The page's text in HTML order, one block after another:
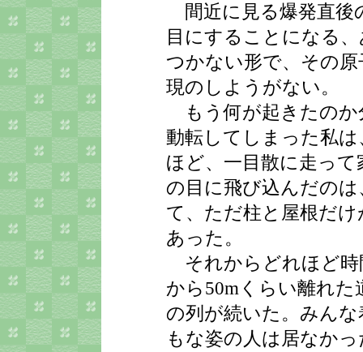
間近に見る爆発直後
目にすることになる
つかない形で、その
現のしようがない。
もう何が起きたのか
動転してしまった私
ほど、一目散に走っ
の目に飛び込んだの
て、ただ柱と屋根だ
あった。
それからどれほど時
から50mくらい離れ
の列が続いた。みん
もな姿の人は居なか